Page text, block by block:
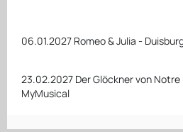
06.01.2027 Romeo & Julia -
23.02.2027 Der Glöckner von Notre
MyMusical